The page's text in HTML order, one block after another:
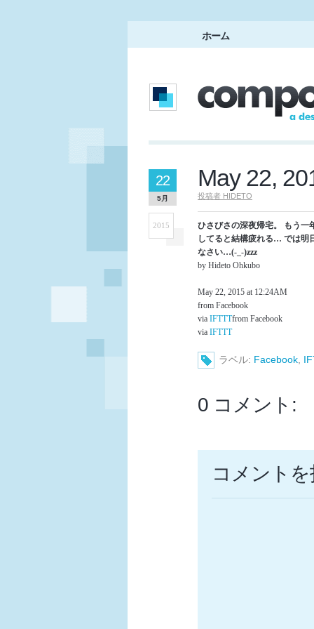
ホーム
May 22,
投稿者 HIDETO
22
5月
2015
ひさびさの深夜帰宅。 もう一
してると結構疲れる… では明
なさい…(-_-)zzz
by Hideto Ohkubo
May 22, 2015 at 12:24AM
from Facebook
via IFTTTfrom Facebook
via IFTTT
ラベル: Facebook
0 コメント:
コメント